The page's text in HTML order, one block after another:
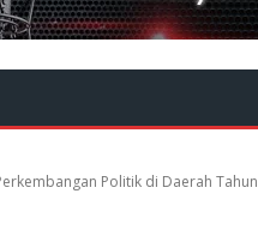
Politik di Daerah Tahun